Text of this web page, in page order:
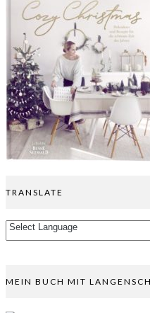
TRANSLATE
MEIN BUCH MIT